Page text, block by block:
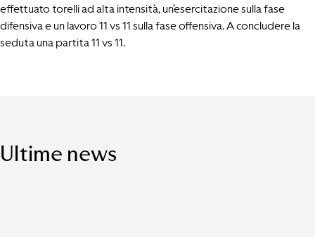
effettuato torelli ad alta intensità, un’esercitazione sulla fase
difensiva e un lavoro 11 vs 11 sulla fase offensiva. A concludere la
seduta una partita 11 vs 11.
Ultime news